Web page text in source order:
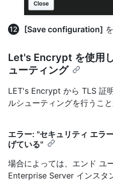
[Save configuration]
Let's Encrypt を使用
ューティング
LET's Encrypt から TLS 証
ルシューティングを行うこと
エラー: "セキュリティ エラ
げている"
場合によっては、エンド ユ
Enterprise Server インスタ